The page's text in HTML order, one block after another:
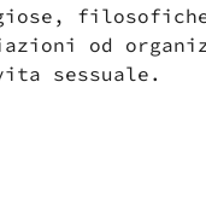
od
sessuale.